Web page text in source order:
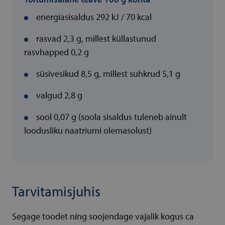
energiasisaldus 292 kJ / 70 kcal
rasvad 2,3 g, millest küllastunud
rasvhapped 0,2 g
süsivesikud 8,5 g, millest suhkrud 5,1 g
valgud 2,8 g
sool 0,07 g (soola sisaldus tuleneb ainult
loodusliku naatriumi olemasolust)
Tarvitamisjuhis
Segage toodet ning soojendage vajalik kogus ca